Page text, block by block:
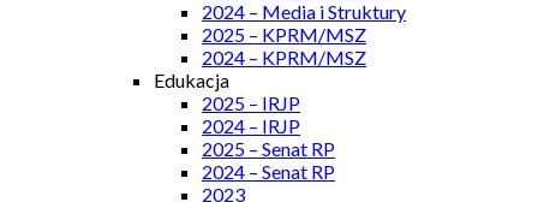
2024 – Media i Struktury
2025 – KPRM/MSZ
2024 – KPRM/MSZ
Edukacja
2025 – IRJP
2024 – IRJP
2025 – Senat RP
2024 – Senat RP
2023